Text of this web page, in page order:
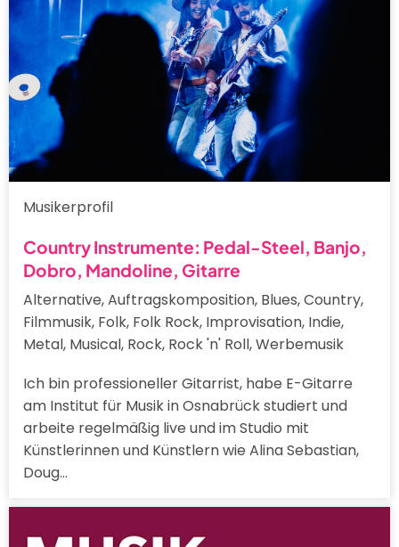
Musikerprofil
Country Instrumente: Pedal-Steel, Banjo,
Dobro, Mandoline, Gitarre
Alternative, Auftragskomposition, Blues, Country,
Filmmusik, Folk, Folk Rock, Improvisation, Indie,
Metal, Musical, Rock, Rock 'n' Roll, Werbemusik
Ich bin professioneller Gitarrist, habe E-Gitarre
am Institut für Musik in Osnabrück studiert und
arbeite regelmäßig live und im Studio mit
Künstlerinnen und Künstlern wie Alina Sebastian,
Doug…